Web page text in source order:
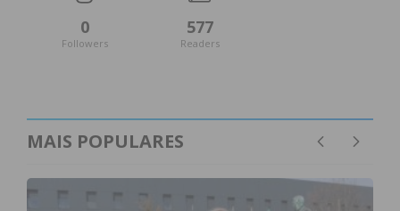
0
Followers
577
Readers
MAIS POPULARES